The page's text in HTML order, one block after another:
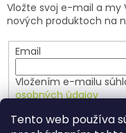
Tento web používa
Vložte svoj e-mail a
nových produktoch na
Email
Vložením e-mailu
osobných údajov
PRIHLÁSIŤ SA